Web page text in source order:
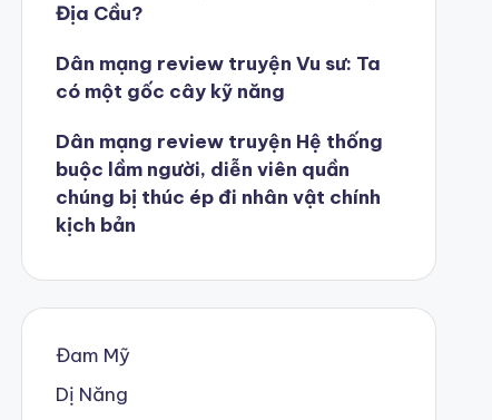
Địa Cầu?
Dân mạng review truyện Vu sư: Ta
có một gốc cây kỹ năng
Dân mạng review truyện Hệ thống
buộc lầm người, diễn viên quần
chúng bị thúc ép đi nhân vật chính
kịch bản
Đam Mỹ
Dị Năng